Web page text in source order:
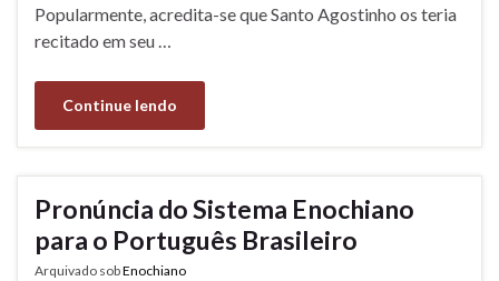
Popularmente, acredita-se que Santo Agostinho os teria
recitado em seu …
Continue lendo
Pronúncia do Sistema Enochiano
para o Português Brasileiro
Arquivado sobEnochiano